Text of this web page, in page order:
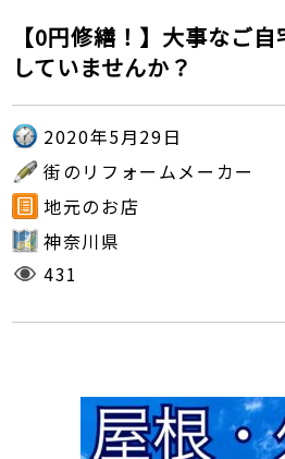
【0円修繕！】大事なご
していませんか？
2020年5月29日
街のリフォームメーカー
地元のお店
神奈川県
431